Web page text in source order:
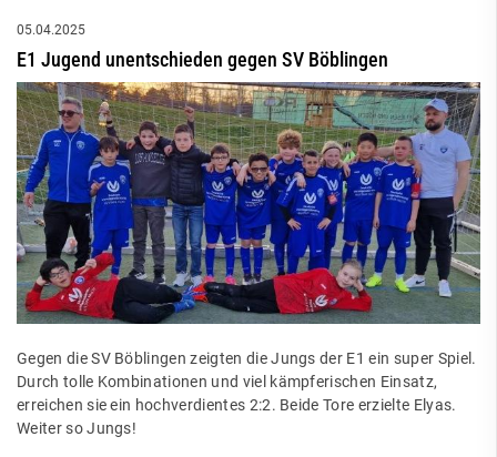
05.04.2025
E1 Jugend unentschieden gegen SV Böblingen
Gegen die SV Böblingen zeigten die Jungs der E1 ein super Spiel.
Durch tolle Kombinationen und viel kämpferischen Einsatz,
erreichen sie ein hochverdientes 2:2. Beide Tore erzielte Elyas.
Weiter so Jungs!